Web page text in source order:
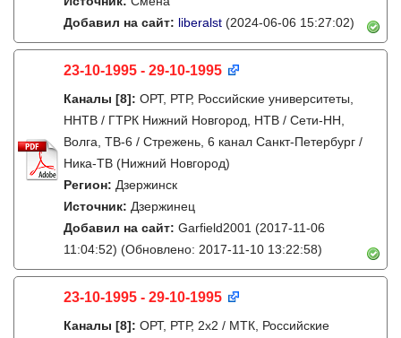
Добавил на сайт: liberalst (2024-06-06 15:27:02)
23-10-1995 - 29-10-1995
Каналы [8]: ОРТ, РТР, Российские университеты,
ННТВ / ГТРК Нижний Новгород, НТВ / Сети-НН,
Волга, ТВ-6 / Стрежень, 6 канал Санкт-Петербург /
Ника-ТВ (Нижний Новгород)
Регион: Дзержинск
Источник: Дзержинец
Добавил на сайт: Garfield2001 (2017-11-06
11:04:52) (Обновлено: 2017-11-10 13:22:58)
23-10-1995 - 29-10-1995
Каналы [8]: ОРТ, РТР, 2х2 / МТК, Российские